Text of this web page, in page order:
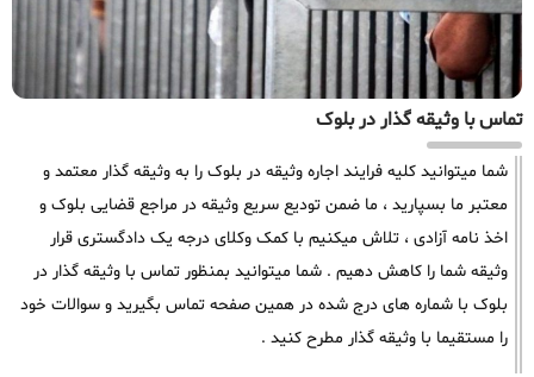
تماس با وثیقه گذار در بلوک
شما میتوانید کلیه فرایند اجاره وثیقه در بلوک را به وثیقه گذار معتمد و
معتبر ما بسپارید ، ما ضمن تودیع سریع وثیقه در مراجع قضایی بلوک و
اخذ نامه آزادی ، تلاش میکنیم با کمک وکلای درجه یک دادگستری قرار
وثیقه شما را کاهش دهیم . شما میتوانید بمنظور تماس با وثیقه گذار در
بلوک با شماره های درج شده در همین صفحه تماس بگیرید و سوالات خود
را مستقیما با وثیقه گذار مطرح کنید .